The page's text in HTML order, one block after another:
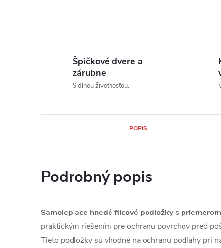
Špičkové dvere a
zárubne
S dlhou životnosťou.
POPIS
Podrobný popis
Samolepiace hnedé filcové podložky s priemerom
praktickým riešením pre ochranu povrchov pred
Tieto podložky sú vhodné na ochranu podlahy pri